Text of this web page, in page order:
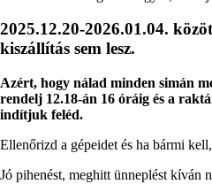
2025.12.20-2026.01.04.
kiszállítás sem lesz.
Azért, hogy nálad minden simán
rendelj 12.18-án 16 óráig és a
indítjuk feléd.
Ellenőrizd a gépeidet és ha bármi
Jó pihenést, meghitt ünneplést kíván